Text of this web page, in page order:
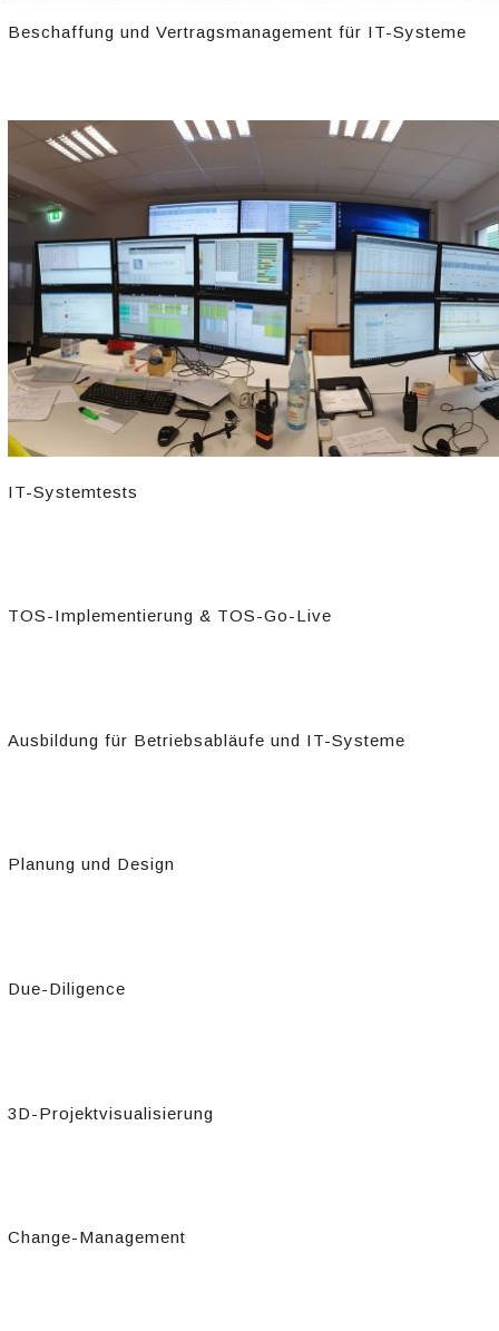
Beschaffung und Vertragsmanagement für IT-Systeme​
IT-Systemtests
TOS-Implementierung & TOS-Go-Live​
Ausbildung für Betriebsabläufe und IT-Systeme​
Planung und Design​
Due-Diligence​
3D-Projektvisualisierung​
Change-Management​